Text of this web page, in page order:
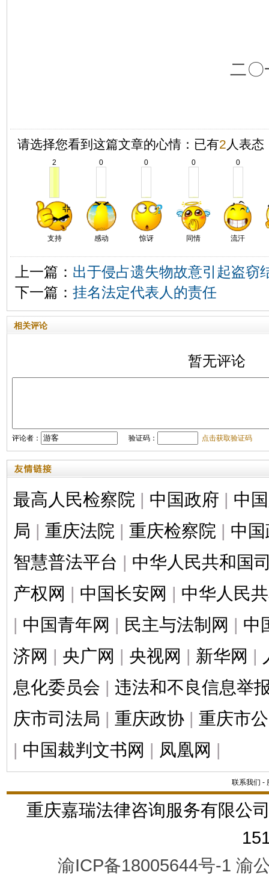
二〇
请选择您看到这篇文章的心情：已有2 人表态
2
支持
0
感动
0
惊讶
0
同情
0
流汗
上一篇： 出于侵占遗失物故意引起盗窃
下一篇： 挂名法定代表人的责任
相关评论
暂无评论
评论者： 验证码： 点击获取验证码
最高人民检察院 | 中国政府 | 中
局 | 重庆法院 | 重庆检察院 | 中
智慧普法平台 | 中华人民共和国
产权网 | 中国长安网 | 中华人民
| 中国青年网 | 民主与法制网 | 中
济网 | 央广网 | 央视网 | 新华网 |
息化委员会 | 违法和不良信息举
庆市司法局 | 重庆政协 | 重庆市
| 中国裁判文书网 | 凤凰网 |
联系我们 -
重庆嘉瑞法律咨询服务有限公
渝ICP备18005644号-1 渝